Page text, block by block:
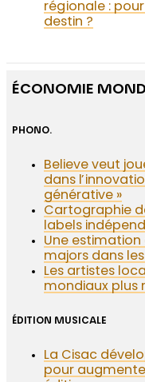
régionale :
destin ?
ÉCONOMIE
PHONO.
Believe veut
dans
générative »
Cartographie
labels
Une estimation
majors dans
Les artistes
mondiaux plus
ÉDITION MUSICALE
La Cisac
pour